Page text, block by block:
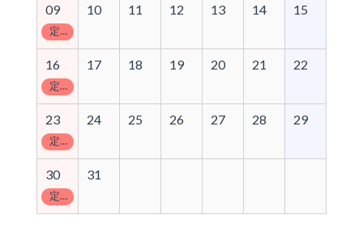
09
定休日
10 11 12 13 14 15
16
定休日
17 18 19 20 21 22
23
定休日
24 25 26 27 28 29
30
定休日
31